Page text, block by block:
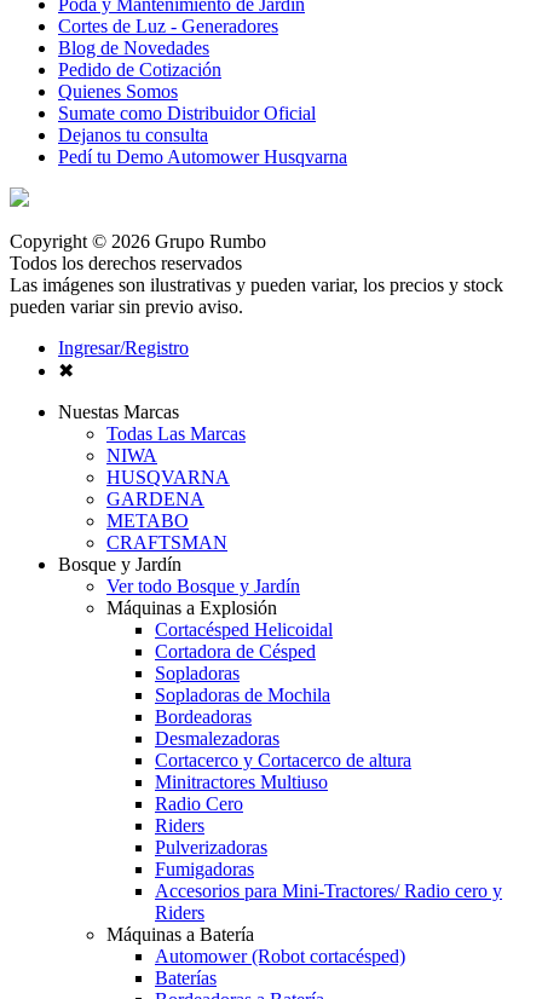
Cortes de Luz - Generadores
Blog de Novedades
Pedido de Cotización
Quienes Somos
Sumate como Distribuidor Oficial
Dejanos tu consulta
Pedí tu Demo Automower Husqvarna
Copyright © 2026 Grupo Rumbo
Todos los derechos reservados
Las imágenes son ilustrativas y pueden variar, los precios y stock
pueden variar sin previo aviso.
Ingresar/Registro
✖
Nuestas Marcas
Todas Las Marcas
NIWA
HUSQVARNA
GARDENA
METABO
CRAFTSMAN
Bosque y Jardín
Ver todo Bosque y Jardín
Máquinas a Explosión
Cortacésped Helicoidal
Cortadora de Césped
Sopladoras
Sopladoras de Mochila
Bordeadoras
Desmalezadoras
Cortacerco y Cortacerco de altura
Minitractores Multiuso
Radio Cero
Riders
Pulverizadoras
Fumigadoras
Accesorios para Mini-Tractores/ Radio cero y
Riders
Máquinas a Batería
Automower (Robot cortacésped)
Baterías